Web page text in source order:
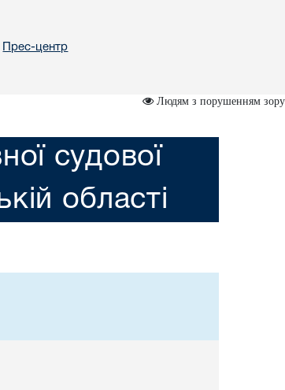
Прес-центр
Людям з порушенням зору
судової
області